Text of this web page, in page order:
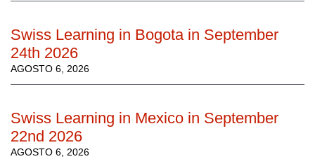
Swiss Learning in Bogota in September
24th 2026
AGOSTO 6, 2026
Swiss Learning in Mexico in September
22nd 2026
AGOSTO 6, 2026